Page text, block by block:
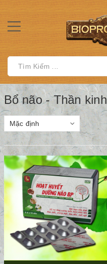
Bổ não - Thần kinh
Mặc định